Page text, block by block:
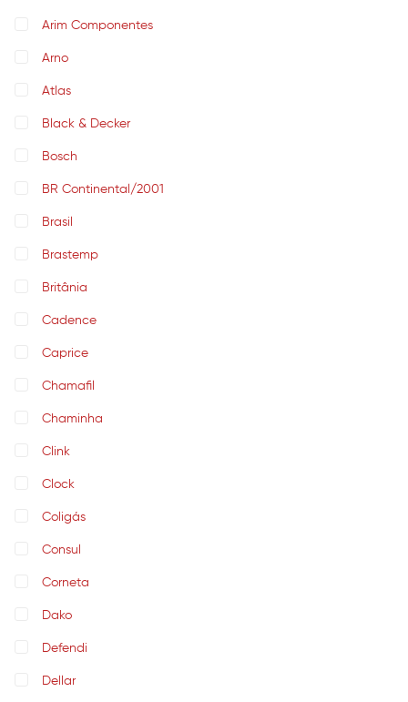
Arim Componentes
Arno
Atlas
Black & Decker
Bosch
BR Continental/2001
Brasil
Brastemp
Britânia
Cadence
Caprice
Chamafil
Chaminha
Clink
Clock
Coligás
Consul
Corneta
Dako
Defendi
Dellar